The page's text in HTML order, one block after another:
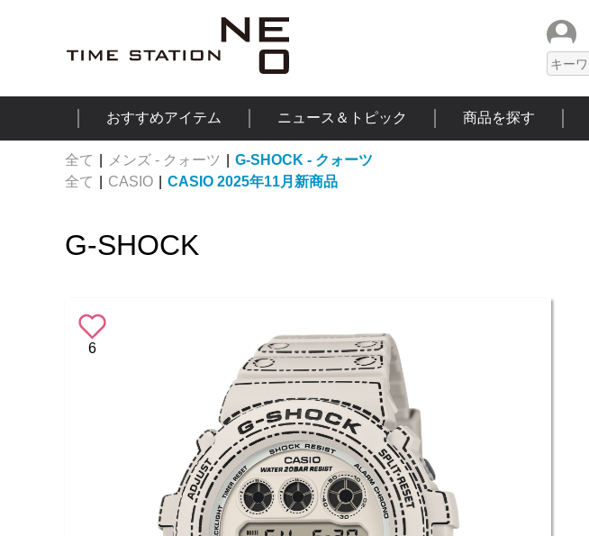
おすすめアイテム ニュース＆トピック 商品を探す
全て メンズ - クォーツ
G-SHOCK - クォーツ
全て
CASIO CASIO 2025年11月新商品
G-SHOCK
6